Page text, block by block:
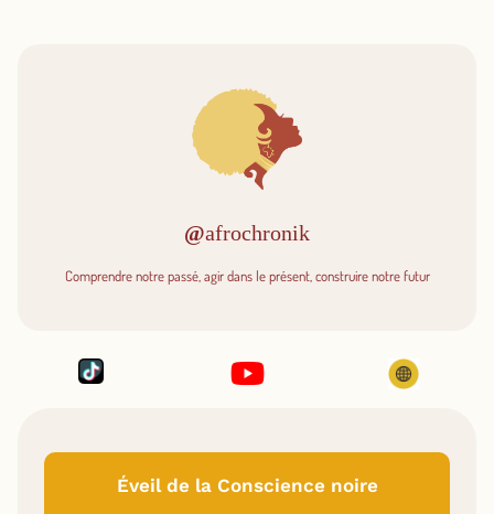
@afrochronik
Comprendre notre passé, agir dans le présent, construire notre futur
Éveil de la Conscience noire